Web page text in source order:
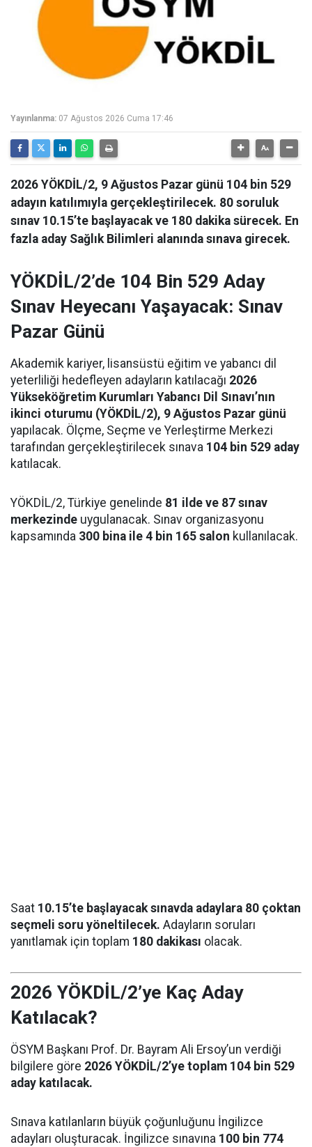
Yayınlanma: 07 Ağustos 2026 Cuma 17:46
2026 YÖKDİL/2, 9 Ağustos Pazar günü 104 bin 529
adayın katılımıyla gerçekleştirilecek. 80 soruluk
sınav 10.15’te başlayacak ve 180 dakika sürecek. En
fazla aday Sağlık Bilimleri alanında sınava girecek.
YÖKDİL/2’de 104 Bin 529 Aday
Sınav Heyecanı Yaşayacak: Sınav
Pazar Günü
Akademik kariyer, lisansüstü eğitim ve yabancı dil
yeterliliği hedefleyen adayların katılacağı 2026
Yükseköğretim Kurumları Yabancı Dil Sınavı’nın
ikinci oturumu (YÖKDİL/2), 9 Ağustos Pazar günü
yapılacak. Ölçme, Seçme ve Yerleştirme Merkezi
tarafından gerçekleştirilecek sınava 104 bin 529 aday
katılacak.
YÖKDİL/2, Türkiye genelinde 81 ilde ve 87 sınav
merkezinde uygulanacak. Sınav organizasyonu
kapsamında 300 bina ile 4 bin 165 salon kullanılacak.
Saat 10.15’te başlayacak sınavda adaylara 80 çoktan
seçmeli soru yöneltilecek. Adayların soruları
yanıtlamak için toplam 180 dakikası olacak.
2026 YÖKDİL/2’ye Kaç Aday
Katılacak?
ÖSYM Başkanı Prof. Dr. Bayram Ali Ersoy’un verdiği
bilgilere göre 2026 YÖKDİL/2’ye toplam 104 bin 529
aday katılacak.
Sınava katılanların büyük çoğunluğunu İngilizce
adayları oluşturacak. İngilizce sınavına 100 bin 774